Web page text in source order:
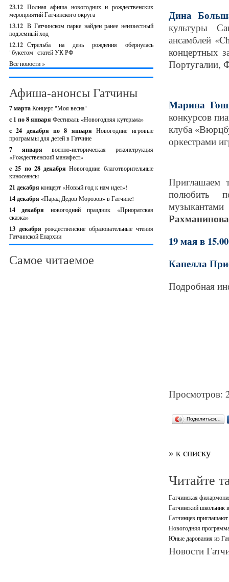
23.12 Полная афиша новогодних и рождественских
мероприятий Гатчинского округа
13.12 В Гатчинском парке найден ранее неизвестный
подземный ход
12.12 Стрельба на день рождения обернулась
"букетом" статей УК РФ
Все новости »
Афиша-анонсы Гатчины
7 мартаКонцерт "Моя весна"
с 1 по 8 января Фестиваль «Новогодняя кутерьма»
с 24 декабря по 8 январяНовогодние игровые
программы для детей в Гатчине
7 январявоенно-историческая реконструкция
«Рождественский манифест»
c 25 по 28 декабряНовогодние благотворительные
киносеансы
21 декабря концерт «Новый год к нам идет»!
14 декабря «Парад Дедов Морозов» в Гатчине!
14 декабря новогодний праздник «Приоратская
сказка»
13 декабрярождественские образовательные чтения
Гатчинской Епархии
Самое читаемое
Дина
культуры
ансамблей
концертных
Португалии,
Марина
конкурсов
клуба
оркестрами
Приглашаем
полюбить
19 мая в
Капелла
Подробная
Просмотров:
Поделиться…
» к списку
Читайте
Гатчинская
Гатчинский школьник
Гатчинцев
Новогодняя
Юные дарования из
Новости